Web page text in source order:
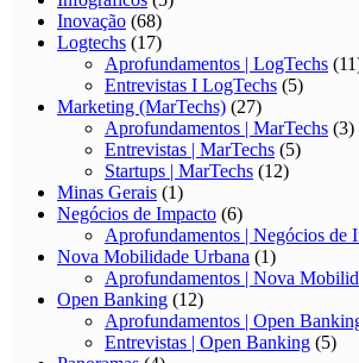
Inovação (68)
Logtechs (17)
Aprofundamentos | LogTechs
Entrevistas I LogTechs (5)
Marketing (MarTechs) (27)
Aprofundamentos | MarTechs (3)
Entrevistas | MarTechs (5)
Startups | MarTechs (12)
Minas Gerais (1)
Negócios de Impacto (6)
Aprofundamentos | Negócios de
Nova Mobilidade Urbana (1)
Aprofundamentos | Nova
Open Banking (12)
Aprofundamentos | Open
Entrevistas | Open Banking (5)